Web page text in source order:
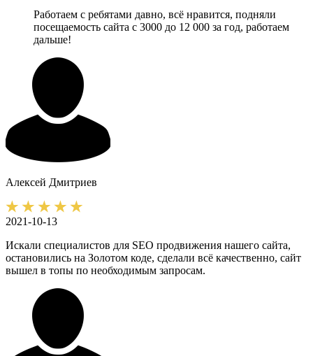
Работаем с ребятами давно, всё нравится, подняли
посещаемость сайта с 3000 до 12 000 за год, работаем
дальше!
Алексей Дмитриев
2021-10-13
Искали специалистов для SEO продвижения нашего сайта,
остановились на Золотом коде, сделали всё качественно, сайт
вышел в топы по необходимым запросам.